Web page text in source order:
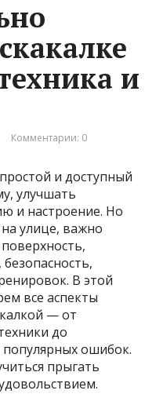
и
Комментарии: 0
и доступный
улучшать
и настроение. Но
улице, важно
В этой
все аспекты
— от
до
ошибок.
прыгать